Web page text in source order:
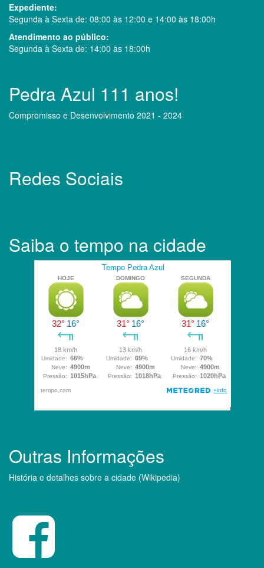
Expediente:
Segunda à Sexta de: 08:00 às 12:00 e 14:00 às 18:00h
Atendimento ao público:
Segunda à Sexta de: 14:00 às 18:00h
Pedra Azul 111 anos!
Compromisso e Desenvolvimento 2021 - 2024
Redes Sociais
Saiba o tempo na cidade
Outras Informações
História e detalhes sobre a cidade (Wikipedia)